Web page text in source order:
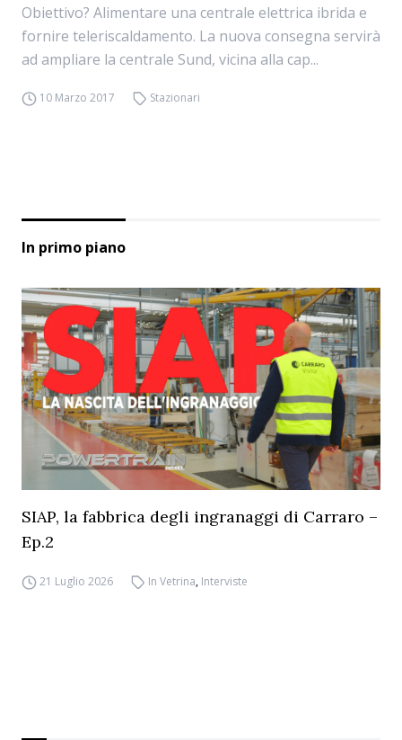
Obiettivo? Alimentare una centrale elettrica ibrida e
fornire teleriscaldamento. La nuova consegna servirà
ad ampliare la centrale Sund, vicina alla cap...
10 Marzo 2017 Stazionari
In primo piano
SIAP, la fabbrica degli ingranaggi di Carraro –
Ep.2
21 Luglio 2026 In Vetrina, Interviste